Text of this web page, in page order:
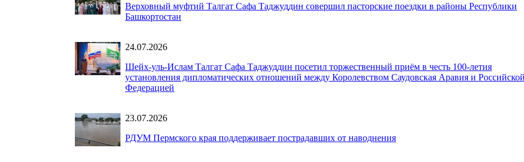
Верховный муфтий Талгат Сафа Таджуддин совершил пасторские поездки в районы Республики
Башкортостан
24.07.2026
Шейх-уль-Ислам Талгат Сафа Таджуддин посетил торжественный приём в честь 100-летия
установления дипломатических отношений между Королевством Саудовская Аравия и Российской
Федерацией
23.07.2026
РДУМ Пермского края поддерживает пострадавших от наводнения